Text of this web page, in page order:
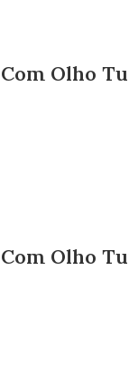
Olho
Olho